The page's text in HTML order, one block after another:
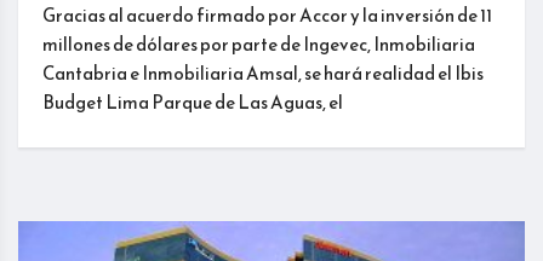
Gracias al acuerdo firmado por Accor y la inversión de 11
millones de dólares por parte de Ingevec, Inmobiliaria
Cantabria e Inmobiliaria Amsal, se hará realidad el Ibis
Budget Lima Parque de Las Aguas, el